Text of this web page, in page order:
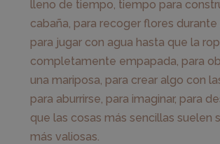
lleno de tiempo, tiempo para
cabaña, para recoger flores durante
para jugar con agua hasta que la
completamente empapada, para
una mariposa, para crear algo con
para aburrirse, para imaginar, para
que las cosas más sencillas suelen
más valiosas.